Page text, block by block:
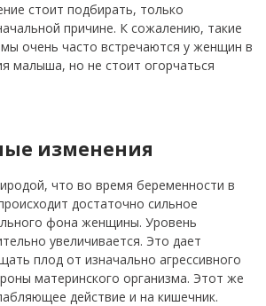
стоит подбирать, только
причине. К сожалению, такие
очень часто встречаются у женщин в
малыша, но не стоит огорчаться
изменения
что во время беременности в
достаточно сильное
фона женщины. Уровень
увеличивается. Это дает
плод от изначально агрессивного
материнского организма. Этот же
действие и на кишечник.